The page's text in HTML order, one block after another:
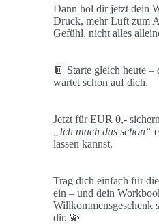
Dann hol dir jetzt dein
Druck, mehr Luft zum
Gefühl, nicht alles
📔 Starte gleich heute
wartet schon auf dich.
Jetzt für EUR 0,-
„Ich mach das schon“
lassen kannst.
Trag dich einfach für
ein – und dein
Willkommensgeschenk
dir. 💫